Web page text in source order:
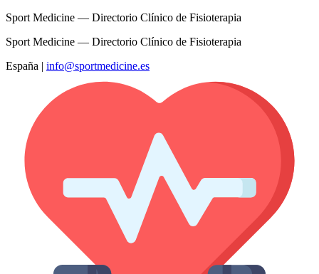
Sport Medicine — Directorio Clínico de Fisioterapia
Sport Medicine — Directorio Clínico de Fisioterapia
España | info@sportmedicine.es